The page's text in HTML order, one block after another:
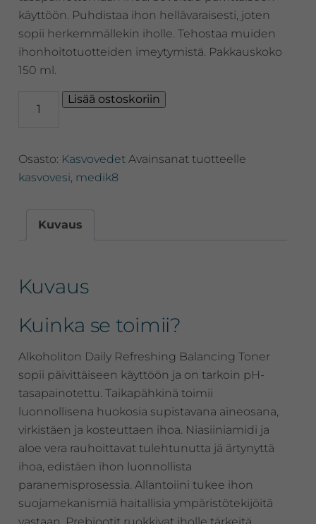
käyttöön. Puhdistaa ihon hellävaraisesti, joten
sopii herkemmällekin iholle. Tehostaa muiden
ihonhoitotuotteiden imeytymistä. Pakkauskoko
150 ml.
Daily
Toner™
Alkoholiton
määrä
Lisää ostoskoriin
Osasto: Kasvovedet Avainsanat tuotteelle
kasvovesi, medik8
Kuvaus
Kuvaus
Kuinka se toimii?
Alkoholiton Daily Refreshing Balancing Toner
sopii päivittäiseen käyttöön ja on tarkoin pH-
tasapainotettu. Taikapähkinä toimii
luonnollisena huokosia supistavana aineosana,
virkistäen ja kosteuttaen ihoa. Niasiiniamidi ja
aloe vera rauhoittavat tulehtunutta jä ärtynyttä
ihoa, edistäen ihon luonnollista
paranemisprosessia. Allantoiini tukee ihon
suojamekanismiä haitallisia ympäristötekijöitä